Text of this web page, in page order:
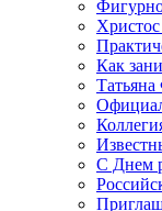
Как
С Днем